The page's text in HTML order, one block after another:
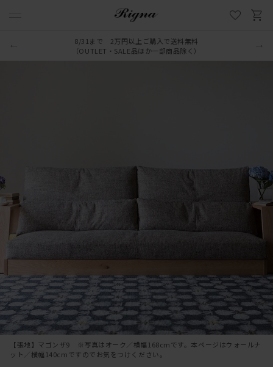
8/31まで 2万円以上ご購入で送料無料
（OUTLET・SALE品ほか一部商品除く）
【張地】マゴンザ9 ※写真はオーク／横幅168cmです。本ページはウォールナ
ット／横幅140cmですのでお気をつけください。